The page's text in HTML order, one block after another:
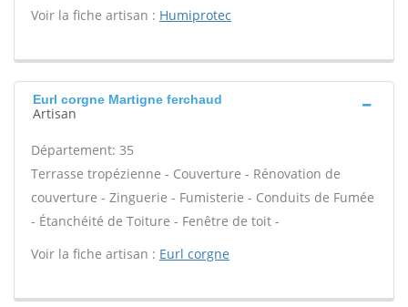
Voir la fiche artisan : Humiprotec
Eurl corgne Martigne ferchaud
Artisan
Département: 35
Terrasse tropézienne - Couverture - Rénovation de
couverture - Zinguerie - Fumisterie - Conduits de Fumée
- Étanchéité de Toiture - Fenêtre de toit -
Voir la fiche artisan : Eurl corgne